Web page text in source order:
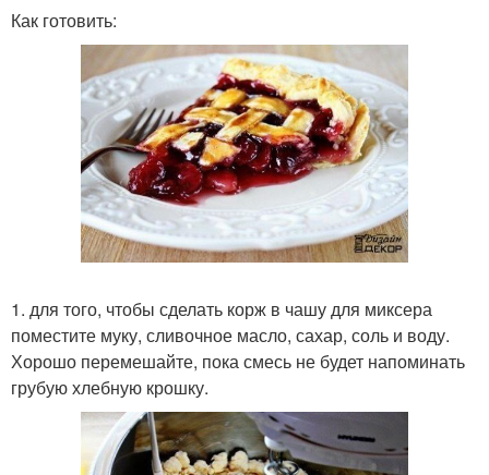
Как готовить:
1. для того, чтобы сделать корж в чашу для миксера
поместите муку, сливочное масло, сахар, соль и воду.
Хорошо перемешайте, пока смесь не будет напоминать
грубую хлебную крошку.